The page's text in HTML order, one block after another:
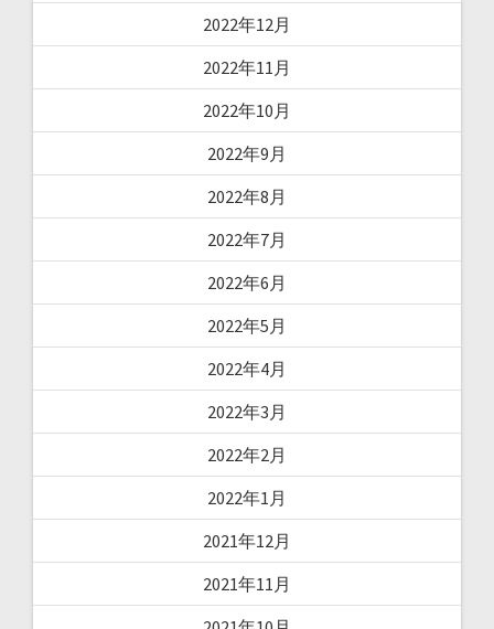
2022年12月
2022年11月
2022年10月
2022年9月
2022年8月
2022年7月
2022年6月
2022年5月
2022年4月
2022年3月
2022年2月
2022年1月
2021年12月
2021年11月